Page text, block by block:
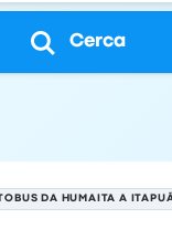
Cerca
DA HUMAITA A